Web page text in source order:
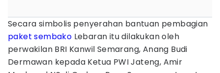
Secara simbolis penyerahan bantuan pembagian
paket sembako Lebaran itu dilakukan oleh
perwakilan BRI Kanwil Semarang, Anang Budi
Dermawan kepada Ketua PWI Jateng, Amir